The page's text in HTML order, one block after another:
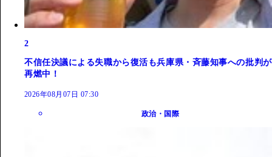
2
不信任決議による失職から復活も兵庫県・斉藤知事への批判が
再燃中！
2026年08月07日 07:30
政治・国際